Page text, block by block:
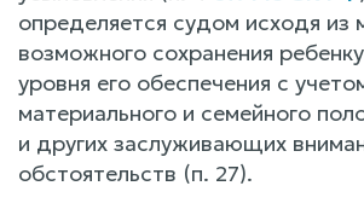
определяется судом исходя из
возможного сохранения
уровня его обеспечения с
материального и семейного
и других заслуживающих
обстоятельств (п. 27).